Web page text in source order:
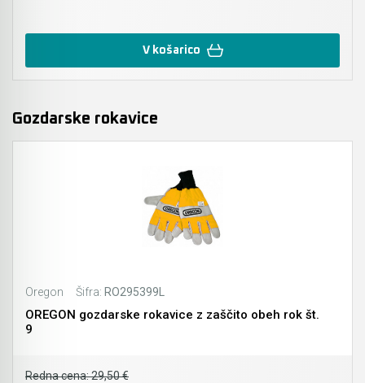
V košarico
Gozdarske rokavice
Oregon Šifra: RO295399L
OREGON gozdarske rokavice z zaščito obeh rok št.
9
Redna cena:29,50 €